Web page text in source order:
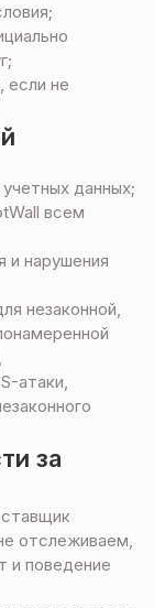
если не
данных;
всем
и нарушения
незаконной,
атаки,
за
отслеживаем,
и поведение